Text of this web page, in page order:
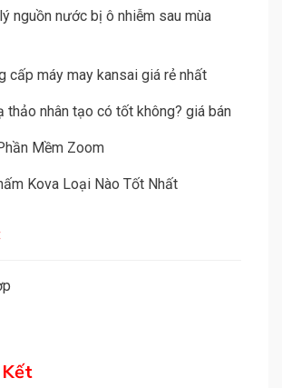
nguồn nước bị ô nhiễm sau mùa
cấp máy may kansai giá rẻ nhất
thảo nhân tạo có tốt không? giá bán
Mềm Zoom
Kova Loại Nào Tốt Nhất